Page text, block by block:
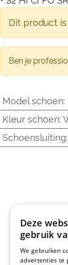
Dit product
Ben je
Model schoen:
Kleur schoen:
Schoensluiting:
Deze
gebruik
We gebruiken
advertenties te